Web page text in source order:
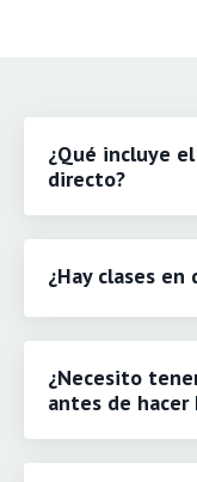
¿Qué incluye
directo?
¿Hay clases en
¿Necesito
antes de